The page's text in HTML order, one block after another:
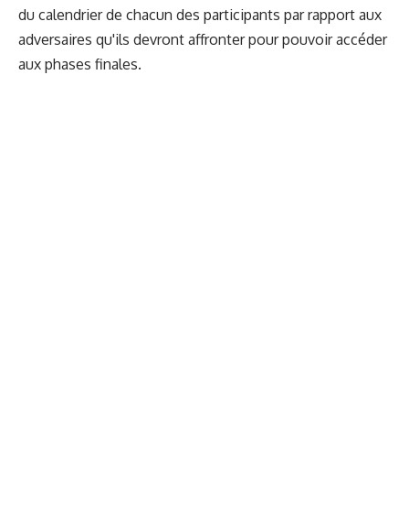
du calendrier de chacun des participants par rapport aux
adversaires qu'ils devront affronter pour pouvoir accéder
aux phases finales.